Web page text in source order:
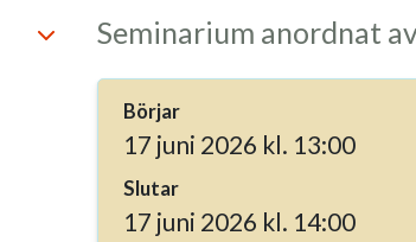
Seminarium anordnat
Börjar
17 juni 2026 kl. 13:00
Slutar
17 juni 2026 kl. 14:00